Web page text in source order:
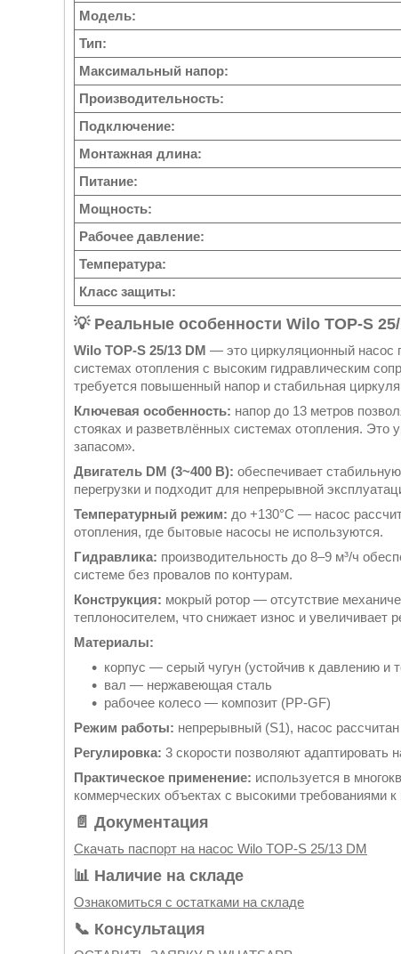
Модель:
Тип:
Максимальный напор:
Производительность:
Подключение:
Монтажная длина:
Питание:
Мощность:
Рабочее давление:
Температура:
Класс защиты:
💡 Реальные особенности Wilo TOP-S
Wilo TOP-S 25/13 DM — это циркуляционный насос
системах отопления с высоким гидравлическим
требуется повышенный напор и стабильная
Ключевая особенность: напор до 13 метров
стояках и разветвлённых системах отопления. Это
запасом».
Двигатель DM (3~400 В): обеспечивает
перегрузки и подходит для непрерывной
Температурный режим: до +130°C — насос
отопления, где бытовые насосы не используются.
Гидравлика: производительность до 8–9 м³/ч
системе без провалов по контурам.
Конструкция: мокрый ротор — отсутствие
теплоносителем, что снижает износ и увеличивает
Материалы:
корпус — серый чугун (устойчив к давлению и
вал — нержавеющая сталь
рабочее колесо — композит (PP-GF)
Режим работы: непрерывный (S1), насос
Регулировка: 3 скорости позволяют адаптировать
Практическое применение: используется в
коммерческих объектах с высокими требованиями к
📄 Документация
Скачать паспорт на насос Wilo TOP-S 25/13 DM
📊 Наличие на складе
Ознакомиться с остатками на складе
📞 Консультация